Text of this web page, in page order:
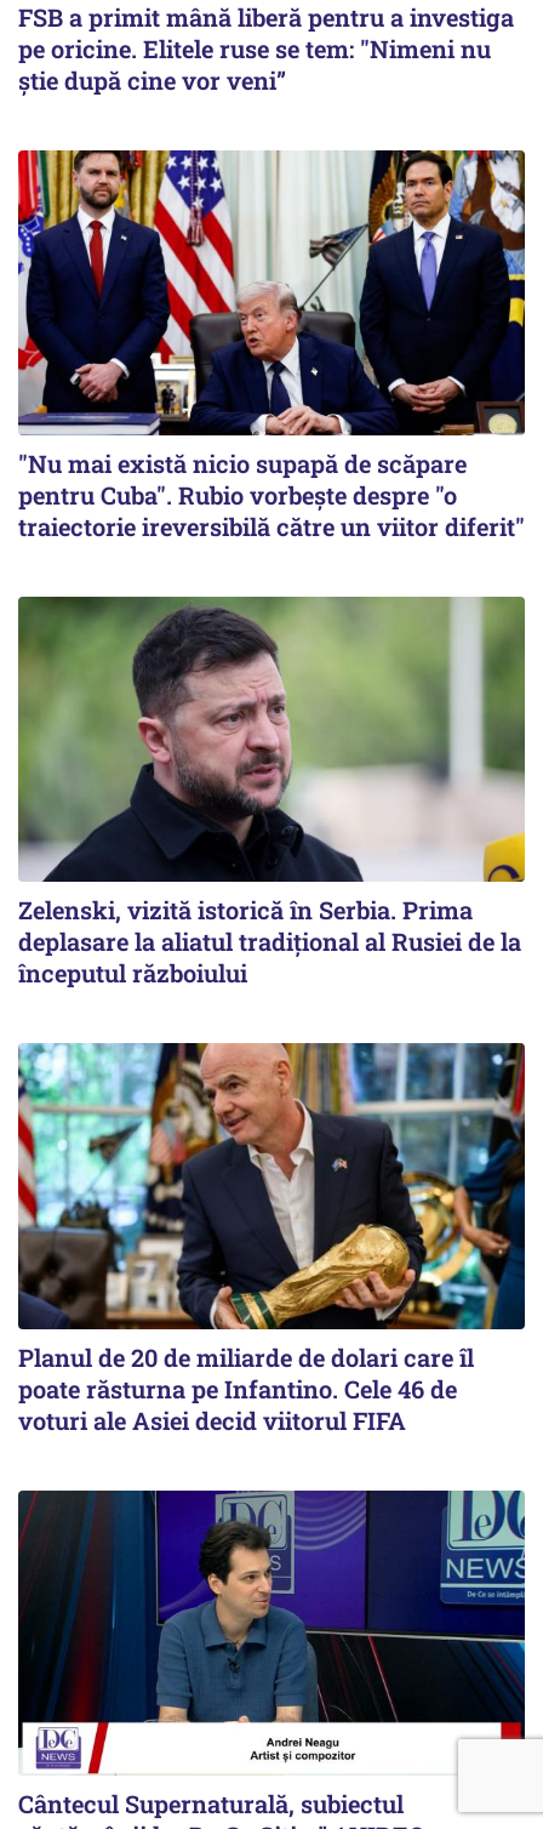
FSB a primit mână liberă pentru a investiga
pe oricine. Elitele ruse se tem: "Nimeni nu
știe după cine vor veni”
"Nu mai există nicio supapă de scăpare
pentru Cuba". Rubio vorbește despre "o
traiectorie ireversibilă către un viitor diferit"
Zelenski, vizită istorică în Serbia. Prima
deplasare la aliatul tradițional al Rusiei de la
începutul războiului
Planul de 20 de miliarde de dolari care îl
poate răsturna pe Infantino. Cele 46 de
voturi ale Asiei decid viitorul FIFA
Cântecul Supernaturală, subiectul